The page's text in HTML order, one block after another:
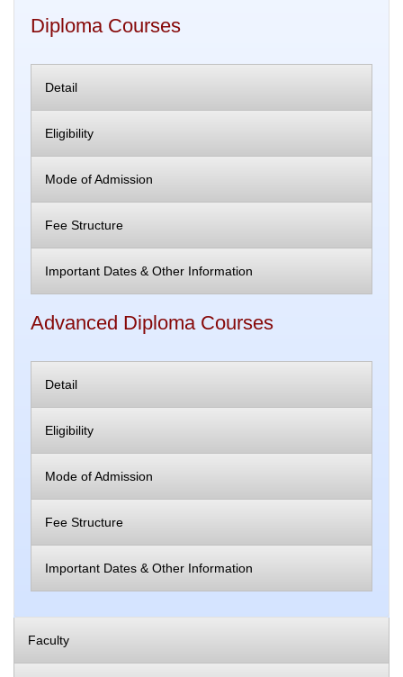
Diploma Courses
Detail
Eligibility
Mode of Admission
Fee Structure
Important Dates & Other Information
Advanced Diploma Courses
Detail
Eligibility
Mode of Admission
Fee Structure
Important Dates & Other Information
Faculty